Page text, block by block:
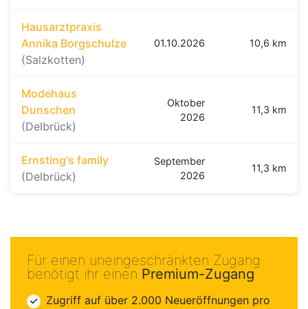
Hausarztpraxis
Annika Borgschulze
(Salzkotten)
01.10.2026 10,6 km
Modehaus
Dunschen
(Delbrück)
Oktober
2026
11,3 km
Ernsting's family
(Delbrück)
September
2026
11,3 km
Für einen uneingeschränkten Zugang
benötigt ihr einen Premium-Zugang
Zugriff auf über 2.000 Neueröffnungen pro